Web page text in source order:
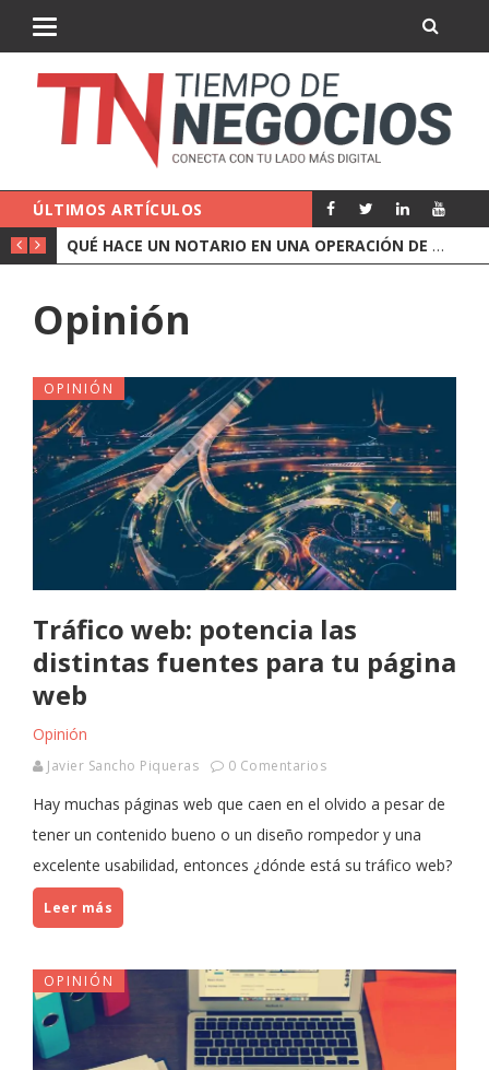
ÚLTIMOS ARTÍCULOS
QUÉ HACE UN NOTARIO EN UNA OPERACIÓN DE EMPRESA
Opinión
OPINIÓN
Tráfico web: potencia las
distintas fuentes para tu página
web
Opinión
Javier Sancho Piqueras 0 Comentarios
Hay muchas páginas web que caen en el olvido a pesar de
tener un contenido bueno o un diseño rompedor y una
excelente usabilidad, entonces ¿dónde está su tráfico web?
Leer más
OPINIÓN